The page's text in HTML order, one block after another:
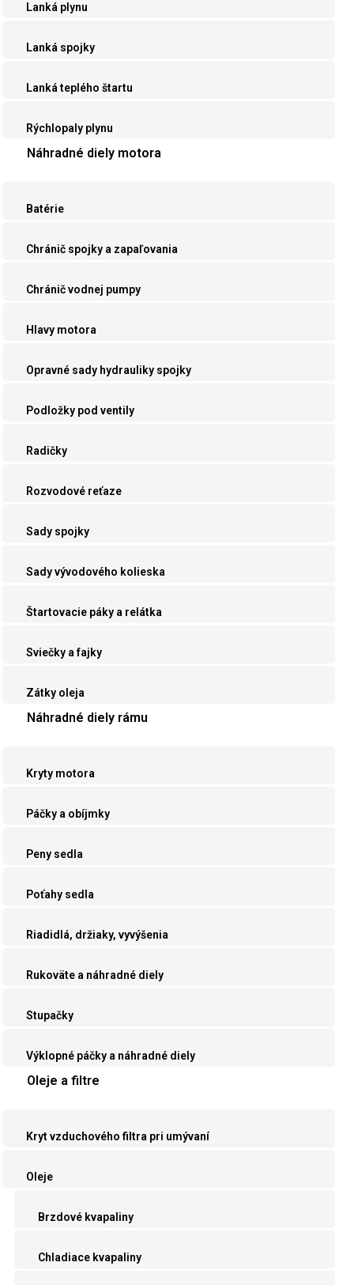
Lanká plynu
Lanká spojky
Lanká teplého štartu
Rýchlopaly plynu
Náhradné diely motora
Batérie
Chránič spojky a zapaľovania
Chránič vodnej pumpy
Hlavy motora
Opravné sady hydrauliky spojky
Podložky pod ventily
Radičky
Rozvodové reťaze
Sady spojky
Sady vývodového kolieska
Štartovacie páky a relátka
Sviečky a fajky
Zátky oleja
Náhradné diely rámu
Kryty motora
Páčky a obíjmky
Peny sedla
Poťahy sedla
Riadidlá, držiaky, vyvýšenia
Rukoväte a náhradné diely
Stupačky
Výklopné páčky a náhradné diely
Oleje a filtre
Kryt vzduchového filtra pri umývaní
Oleje
Brzdové kvapaliny
Chladiace kvapaliny